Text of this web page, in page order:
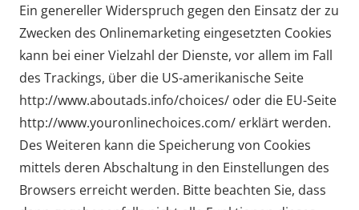
Ein genereller Widerspruch gegen den Einsatz der zu
Zwecken des Onlinemarketing eingesetzten Cookies
kann bei einer Vielzahl der Dienste, vor allem im Fall
des Trackings, über die US-amerikanische Seite
http://www.aboutads.info/choices/ oder die EU-Seite
http://www.youronlinechoices.com/ erklärt werden.
Des Weiteren kann die Speicherung von Cookies
mittels deren Abschaltung in den Einstellungen des
Browsers erreicht werden. Bitte beachten Sie, dass